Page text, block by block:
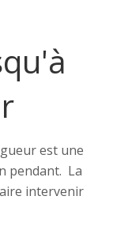
est une
pendant. La
intervenir